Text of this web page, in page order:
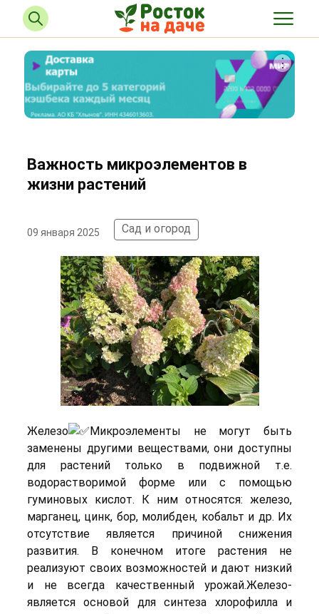
Важность микроэлементов в
жизни растений
09 января 2025 Сад и огород
Железо
Микроэлементы не могут быть
заменены другими веществами, они доступны
для растений только в подвижной т.е.
водорастворимой форме или с помощью
гуминовых кислот. К ним относятся: железо,
марганец, цинк, бор, молибден, кобальт и др. Их
отсутствие является причиной снижения
развития. В конечном итоге растения не
реализуют своих возможностей и дают низкий
и не всегда качественный урожай.Железо-
является основой для синтеза хлорофилла и